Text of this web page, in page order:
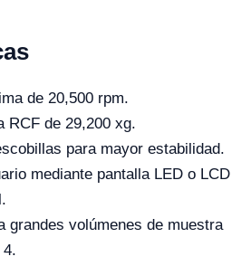
de 20,500 rpm.
RCF de 29,200 xg.
para mayor estabilidad.
mediante pantalla LED o LCD
grandes volúmenes de muestra
4.